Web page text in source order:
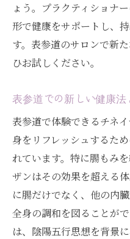
ょう。プラクティショナ
形で健康をサポートし、
す。表参道のサロンで新
ひお試しください。
表参道での新しい健康法
表参道で体験できるチネ
身をリフレッシュするた
れています。特に腸もみ
ザンはその効果を超える
に腸だけでなく、他の内
全身の調和を図ることが
は、陰陽五行思想を背景